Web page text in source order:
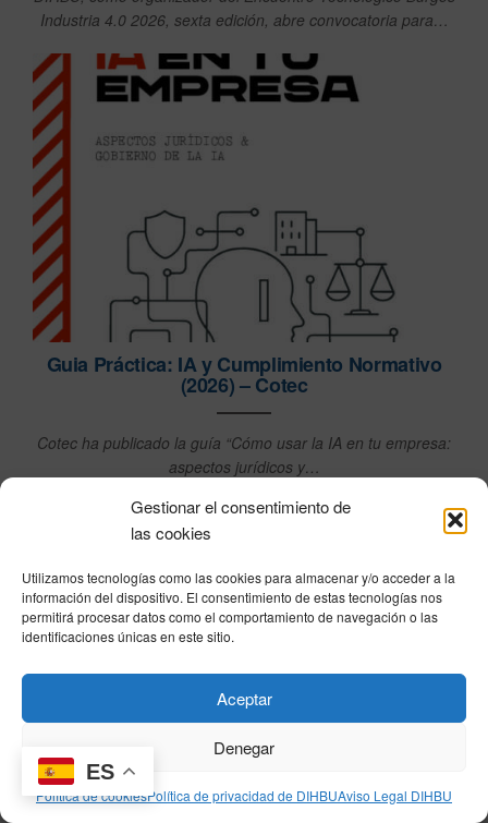
Gestionar el consentimiento de
las cookies
Utilizamos tecnologías como las cookies para almacenar y/o acceder a la
información del dispositivo. El consentimiento de estas tecnologías nos
permitirá procesar datos como el comportamiento de navegación o las
identificaciones únicas en este sitio.
Aceptar
Denegar
Política de cookiesPolítica de privacidad de DIHBUAviso Legal DIHBU
Industria 4.0 2026, sexta edición, abre convocatoria para…
Guia Práctica: IA y Cumplimiento Normativo
(2026) – Cotec
Cotec ha publicado la guía “Cómo usar la IA en tu empresa:
aspectos jurídicos y…
DIHBU asistirá al 30º Congreso de Calidad en
la Automoción organizado por la AEC
ES